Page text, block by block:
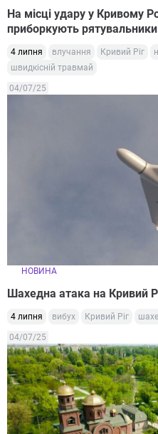
На місці удару у Кривому
приборкують рятувальники
4 липня влучання Кривий Ріг
швидкісній травмай
04/07/25
НОВИНА
Шахедна атака на Кривий
4 липня вибух Кривий Ріг
04/07/25